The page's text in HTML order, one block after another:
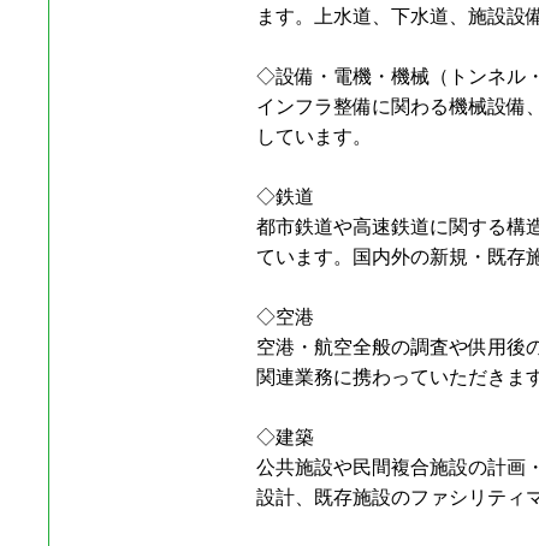
ます。上水道、下水道、施設設
◇設備・電機・機械（トンネル
インフラ整備に関わる機械設備
しています。
◇鉄道
都市鉄道や高速鉄道に関する構
ています。国内外の新規・既存
◇空港
空港・航空全般の調査や供用後
関連業務に携わっていただきま
◇建築
公共施設や民間複合施設の計画
設計、既存施設のファシリティ